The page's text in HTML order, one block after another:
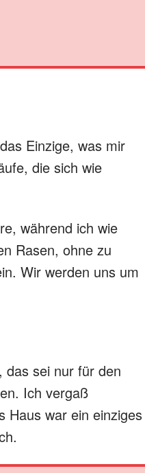
Einzige, was mir
die sich wie
während ich wie
Rasen, ohne zu
Wir werden uns um
das sei nur für den
Ich vergaß
Haus war ein einziges